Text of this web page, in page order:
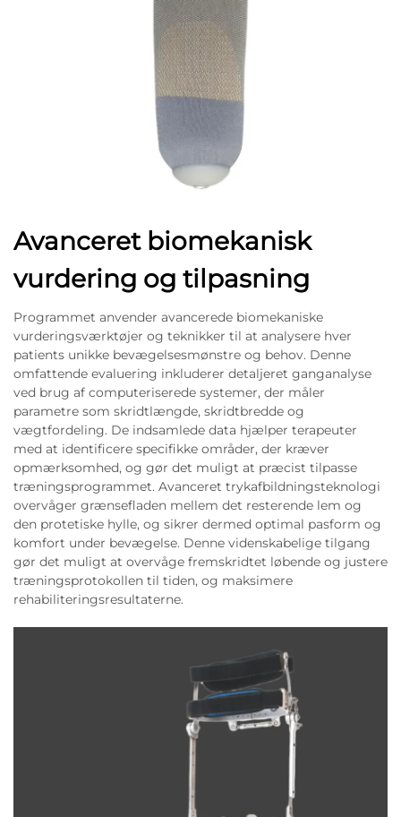
Avanceret biomekanisk
vurdering og tilpasning
Programmet anvender avancerede biomekaniske
vurderingsværktøjer og teknikker til at analysere hver
patients unikke bevægelsesmønstre og behov. Denne
omfattende evaluering inkluderer detaljeret ganganalyse
ved brug af computeriserede systemer, der måler
parametre som skridtlængde, skridtbredde og
vægtfordeling. De indsamlede data hjælper terapeuter
med at identificere specifikke områder, der kræver
opmærksomhed, og gør det muligt at præcist tilpasse
træningsprogrammet. Avanceret trykafbildningsteknologi
overvåger grænsefladen mellem det resterende lem og
den protetiske hylle, og sikrer dermed optimal pasform og
komfort under bevægelse. Denne videnskabelige tilgang
gør det muligt at overvåge fremskridtet løbende og justere
træningsprotokollen til tiden, og maksimere
rehabiliteringsresultaterne.